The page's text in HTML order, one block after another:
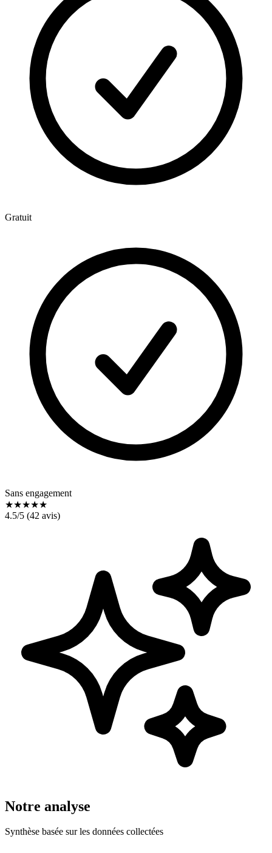
Gratuit
Sans engagement
★★★★★
4.5/5 (42 avis)
Notre analyse
Synthèse basée sur les données collectées